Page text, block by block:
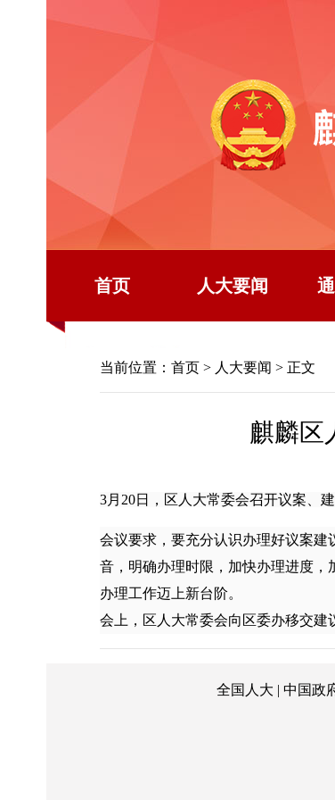
首页 人大要闻
当前位置： 首页 > 人大要闻 > 正文
麒麟区
3月20日，区人大常委会召开议案、
会议要求，要充分认识办理好议案
音，明确办理时限，加快办理进度，
办理工作迈上新台阶。
会上，区人大常委会向区委办移交建
全国人大 | 中国政